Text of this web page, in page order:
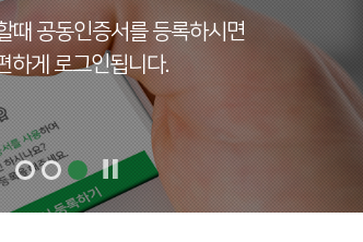
때 공동인증서를 등록하시면
하게 로그인됩니다.